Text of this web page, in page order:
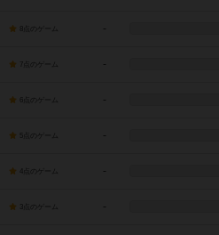
8点のゲーム -
7点のゲーム -
6点のゲーム -
5点のゲーム -
4点のゲーム -
3点のゲーム -